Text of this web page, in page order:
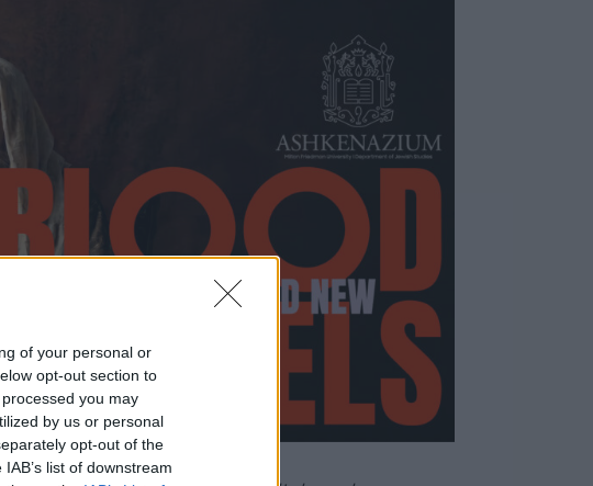
of your personal or
opt-out section to
you may
by us or personal
opt-out of the
list of downstream